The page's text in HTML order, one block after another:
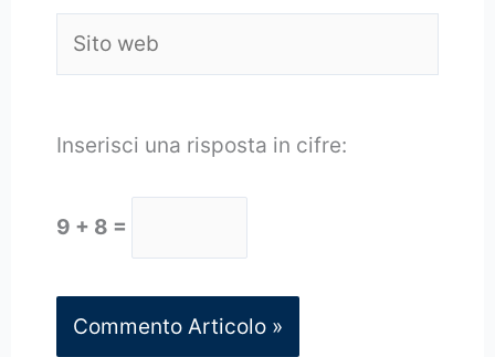
web
Inserisci una risposta in cifre:
9 + 8 =